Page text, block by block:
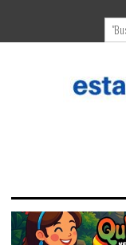
contenido